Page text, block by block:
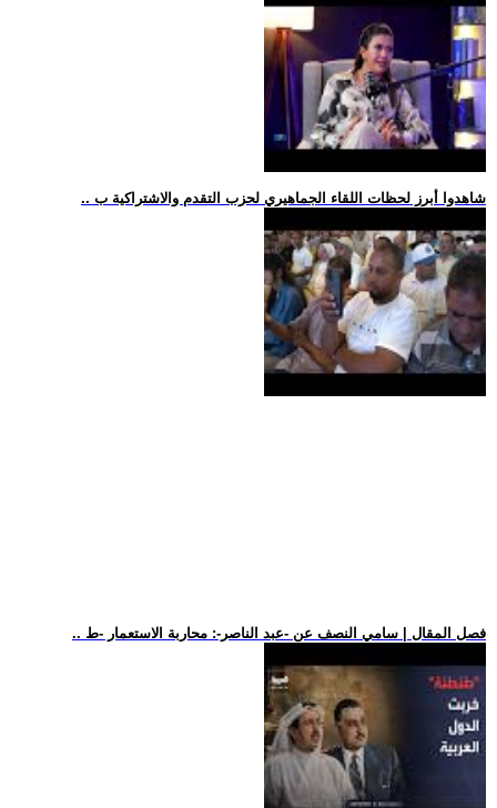
.. شاهدوا أبرز لحظات اللقاء الجماهيري لحزب التقدم والاشتراكية ب
.. فصل المقال | سامي النصف عن -عبد الناصر-: محاربة الاستعمار -ط